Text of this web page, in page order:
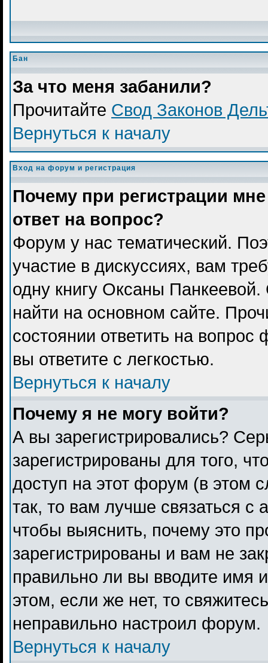
Бан
За что меня забанили?
Прочитайте Свод Законов
Вернуться к началу
Вход на форум и регистрация
Почему при регистрации
ответ на вопрос?
Форум у нас тематический.
участие в дискуссиях, вам
одну книгу Оксаны
найти на основном сайте.
состоянии ответить на
вы ответите с легкостью.
Вернуться к началу
Почему я не могу войти?
А вы зарегистрировались?
зарегистрированы для того,
доступ на этот форум (в этом
так, то вам лучше связаться
чтобы выяснить, почему это
зарегистрированы и вам не
правильно ли вы вводите имя
этом, если же нет, то
неправильно настроил форум.
Вернуться к началу